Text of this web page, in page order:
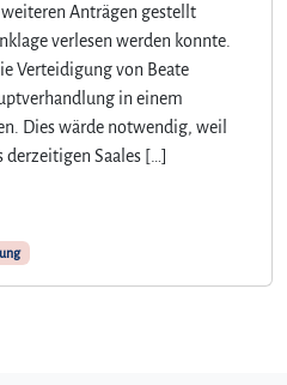
Anträgen gestellt
verlesen werden konnte.
Verteidigung von Beate
in einem
Dies wärde notwendig, weil
derzeitigen Saales […]